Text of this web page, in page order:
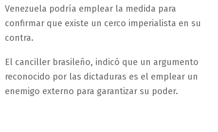
Venezuela podría emplear la medida para
confirmar que existe un cerco imperialista en su
contra.
El canciller brasileño, indicó que un argumento
reconocido por las dictaduras es el emplear un
enemigo externo para garantizar su poder.